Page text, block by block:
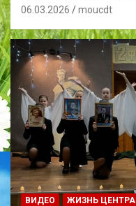
06.03.2026 moucdt
ВИДЕО ЖИЗНЬ ЦЕНТРА